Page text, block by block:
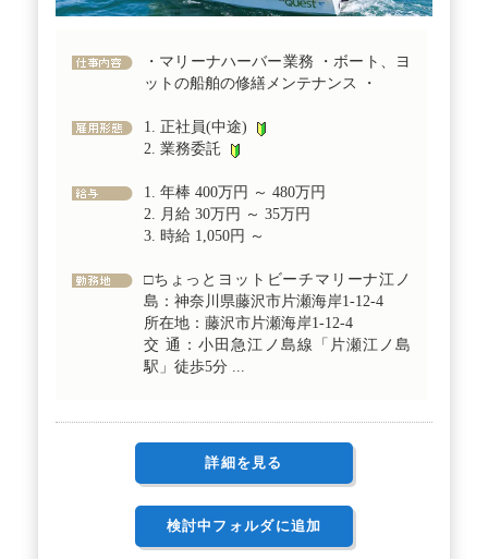
・マリーナハーバー業務 ・ボート、ヨ
ットの船舶の修繕メンテナンス ・
1. 正社員(中途)
2. 業務委託
1. 年棒 400万円 ～ 480万円
2. 月給 30万円 ～ 35万円
3. 時給 1,050円 ～
□ちょっとヨットビーチマリーナ江ノ
島：神奈川県藤沢市片瀬海岸1-12-4
所在地：藤沢市片瀬海岸1-12-4
交 通：小田急江ノ島線「片瀬江ノ島
駅」徒歩5分 ...
詳細を見る
検討中フォルダに追加